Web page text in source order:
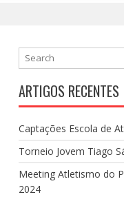
ARTIGOS RECENTES
Captações Escola de
Torneio Jovem Tiago
Meeting Atletismo do
2024